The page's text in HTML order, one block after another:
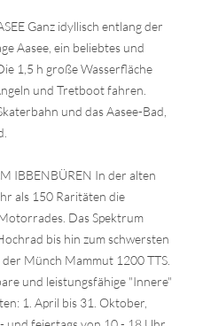
Ganz idyllisch entlang der
Aasee, ein beliebtes und
1,5 h große Wasserfläche
und Tretboot fahren.
und das Aasee-Bad,
IBBENBÜREN In der alten
als 150 Raritäten die
Das Spektrum
bis hin zum schwersten
Münch Mammut 1200 TTS.
und leistungsfähige "Innere"
1. April bis 31. Oktober,